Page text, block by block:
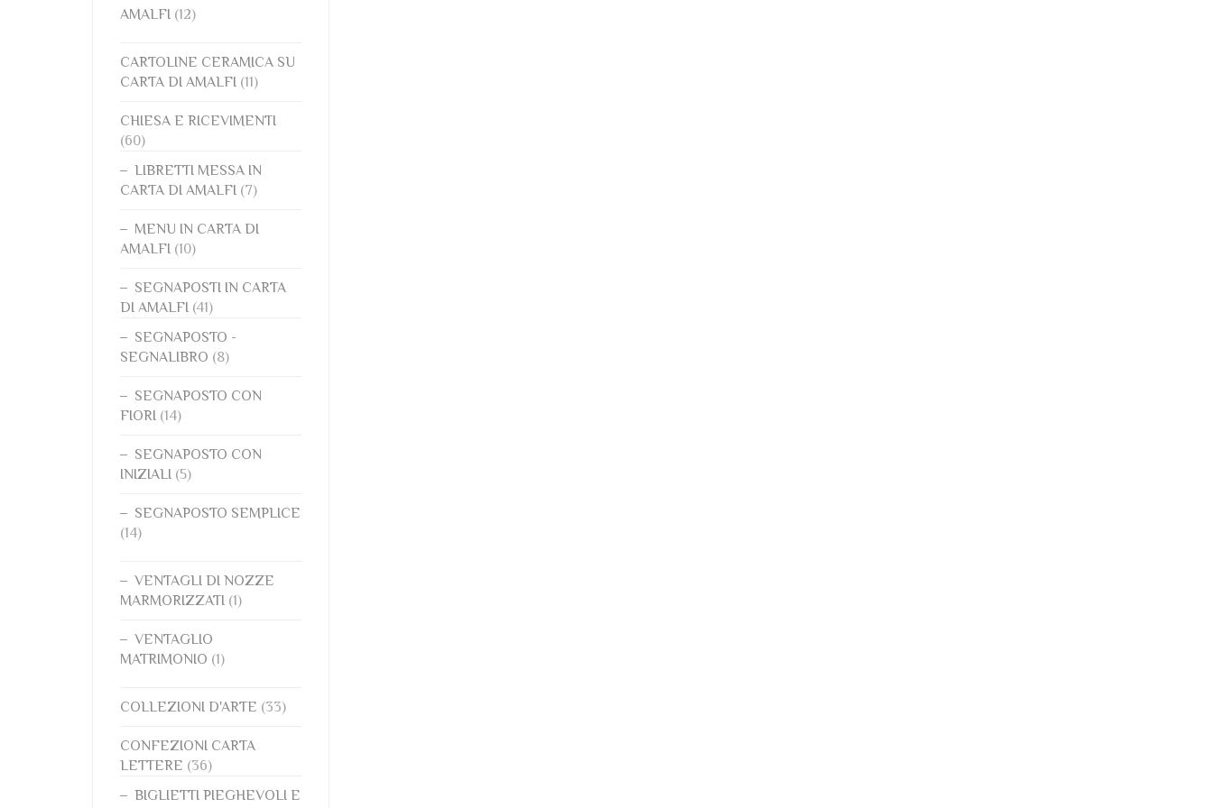
AMALFI (12)
CARTOLINE CERAMICA SU
CARTA DI AMALFI (11)
CHIESA E RICEVIMENTI
(60)
LIBRETTI MESSA IN
CARTA DI AMALFI (7)
MENU IN CARTA DI
AMALFI (10)
SEGNAPOSTI IN CARTA
DI AMALFI (41)
SEGNAPOSTO -
SEGNALIBRO (8)
SEGNAPOSTO CON
FIORI (14)
SEGNAPOSTO CON
INIZIALI (5)
SEGNAPOSTO SEMPLICE
(14)
VENTAGLI DI NOZZE
MARMORIZZATI (1)
VENTAGLIO
MATRIMONIO (1)
COLLEZIONI D'ARTE (33)
CONFEZIONI CARTA
LETTERE (36)
BIGLIETTI PIEGHEVOLI E